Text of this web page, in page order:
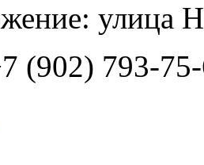
улица
(902) 793-